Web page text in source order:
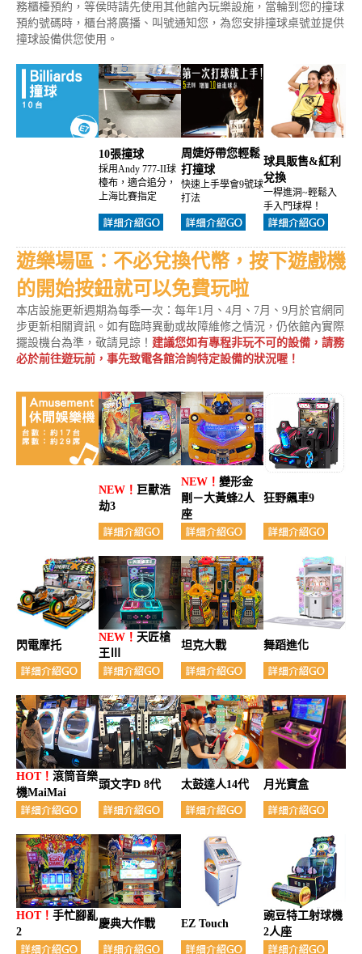
務櫃檯預約，等侯時請先使用其他館內玩樂設施，當輪到您的撞球
預約號碼時，櫃台將廣播、叫號通知您，為您安排撞球桌號並提供
撞球設備供您使用。
10張撞球
採用Andy 777-II球
檯布，適合追分，
上海比賽指定
周婕妤帶您輕鬆
打撞球
快速上手學會9號球
打法
球具販售&紅利
兌換
一桿進洞~輕鬆入
手入門球桿！
遊樂場區：不必兌換代幣，按下遊戲機
的開始按鈕就可以免費玩啦
本店設施更新週期為每季一次：每年1月、4月、7月、9月於官網同
步更新相關資訊。如有臨時異動或故障維修之情況，仍依館內實際
擺設機台為準，敬請見諒！ 建議您如有專程非玩不可的設備，請務
必於前往遊玩前，事先致電各館洽詢特定設備的狀況喔！
NEW！ 巨獸浩
劫3
NEW！ 變形金
剛－大黃蜂2人
座
狂野飆車9
閃電摩托
NEW！ 天匠槍
王Ⅲ
坦克大戰 舞蹈進化
HOT！ 滾筒音樂
機MaiMai
頭文字D 8代 太鼓達人14代 月光寶盒
HOT！ 手忙腳亂
2
慶典大作戰 EZ Touch
豌豆特工射球機
2人座